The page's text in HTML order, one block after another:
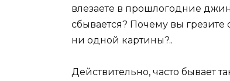
влезаете в прошлогодние
сбывается? Почему вы
ни одной картины?..
Действительно, часто бывает